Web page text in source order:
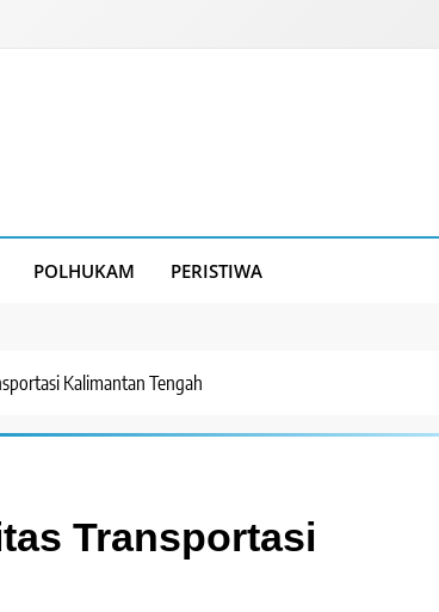
POLHUKAM PERISTIWA
Kalimantan Tengah
Transportasi